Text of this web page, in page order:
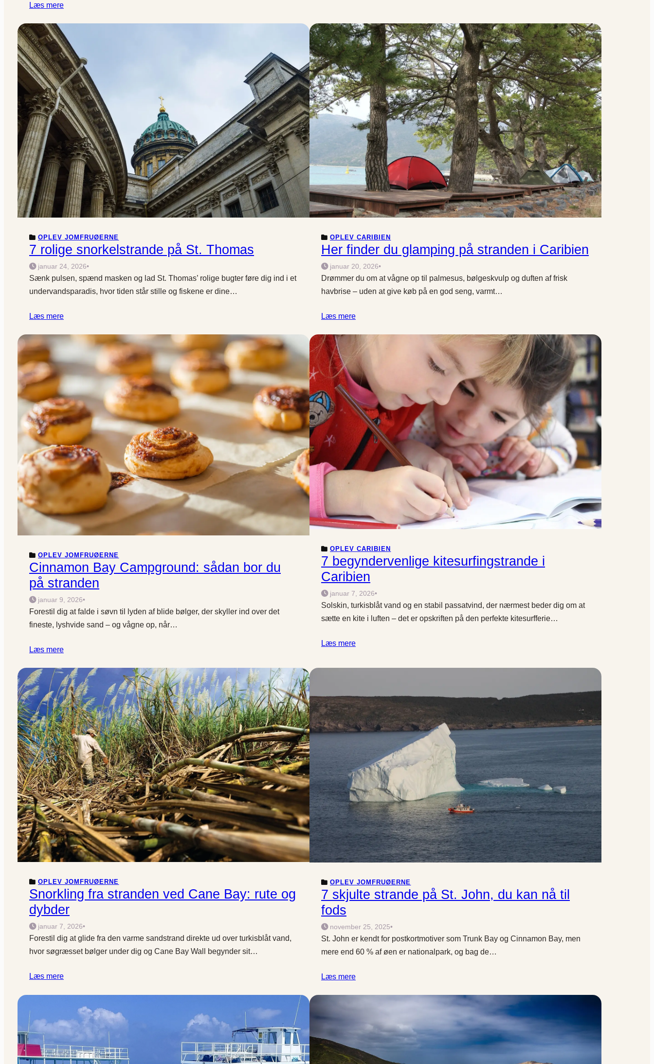
Læs mere
OPLEV JOMFRUØERNE
7 rolige snorkelstrande på St. Thomas
januar 24, 2026•
Sænk pulsen, spænd masken og lad St. Thomas’ rolige bugter føre dig ind i et
undervandsparadis, hvor tiden står stille og fiskene er dine…
Læs mere
OPLEV CARIBIEN
Her finder du glamping på stranden i Caribien
januar 20, 2026•
Drømmer du om at vågne op til palmesus, bølgeskvulp og duften af frisk
havbrise – uden at give køb på en god seng, varmt…
Læs mere
OPLEV JOMFRUØERNE
Cinnamon Bay Campground: sådan bor du
på stranden
januar 9, 2026•
Forestil dig at falde i søvn til lyden af blide bølger, der skyller ind over det
fineste, lyshvide sand – og vågne op, når…
Læs mere
OPLEV CARIBIEN
7 begyndervenlige kitesurfingstrande i
Caribien
januar 7, 2026•
Solskin, turkisblåt vand og en stabil passatvind, der nærmest beder dig om at
sætte en kite i luften – det er opskriften på den perfekte kitesurfferie…
Læs mere
OPLEV JOMFRUØERNE
Snorkling fra stranden ved Cane Bay: rute og
dybder
januar 7, 2026•
Forestil dig at glide fra den varme sandstrand direkte ud over turkisblåt vand,
hvor søgræsset bølger under dig og Cane Bay Wall begynder sit…
Læs mere
OPLEV JOMFRUØERNE
7 skjulte strande på St. John, du kan nå til
fods
november 25, 2025•
St. John er kendt for postkortmotiver som Trunk Bay og Cinnamon Bay, men
mere end 60 % af øen er nationalpark, og bag de…
Læs mere